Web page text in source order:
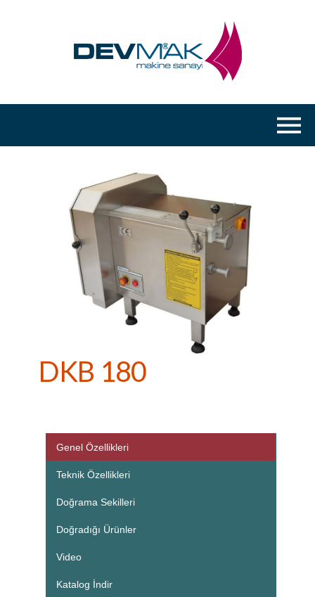
DKB 180
Genel Özellikleri
Teknik Özellikleri
Doğrama Sekilleri
Doğradığı Ürünler
Video
Katalog İndir